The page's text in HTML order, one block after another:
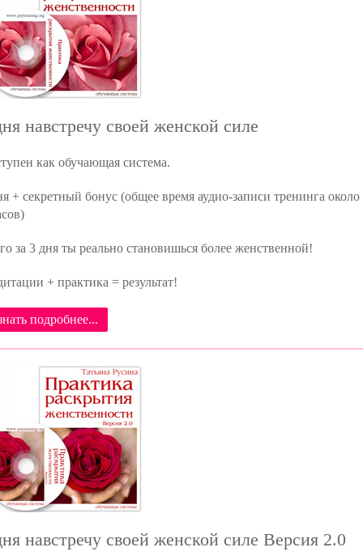
навстречу своей женской силе
как обучающая система.
+ секретный бонус (общее время аудио-записи тренинга около
за 3 дня ты реально становишься более женственной!
+ практика = результат!
подробнее...
навстречу своей женской силе Версия 2.0